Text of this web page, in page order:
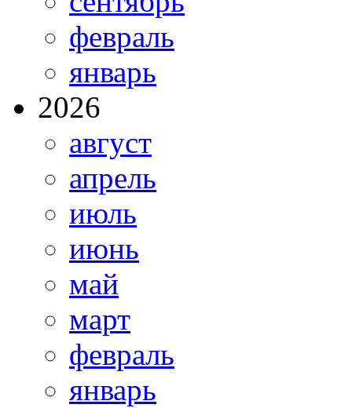
февраль
январь
2026
август
апрель
июль
июнь
май
март
февраль
январь